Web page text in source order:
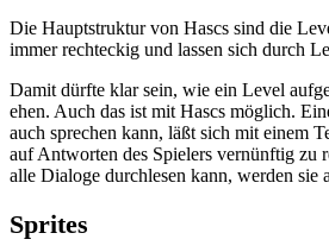
Die Hauptstruktur von Hascs sind die
immer rechteckig und lassen sich durch
Damit dürfte klar sein, wie ein Level
ehen. Auch das ist mit Hascs möglich.
auch sprechen kann, läßt sich mit einem
auf Antworten des Spielers vernünftig zu
alle Dialoge durchlesen kann, werden sie
Sprites